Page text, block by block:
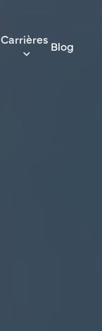
Carrières Blog